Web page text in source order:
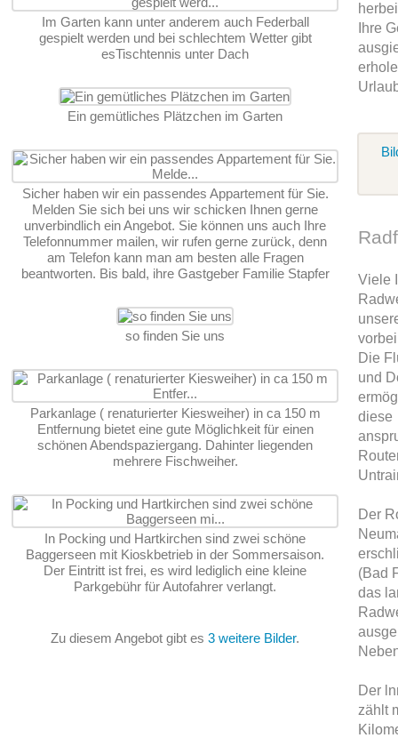
Im Garten kann unter anderem auch Federball
gespielt werden und bei schlechtem Wetter gibt
esTischtennis unter Dach
Ein gemütliches Plätzchen im Garten
Sicher haben wir ein passendes Appartement für Sie.
Melden Sie sich bei uns wir schicken Ihnen gerne
unverbindlich ein Angebot. Sie können uns auch Ihre
Telefonnummer mailen, wir rufen gerne zurück, denn
am Telefon kann man am besten alle Fragen
beantworten. Bis bald, ihre Gastgeber Familie Stapfer
so finden Sie uns
Parkanlage ( renaturierter Kiesweiher) in ca 150 m
Entfernung bietet eine gute Möglichkeit für einen
schönen Abendspaziergang. Dahinter liegenden
mehrere Fischweiher.
In Pocking und Hartkirchen sind zwei schöne
Baggerseen mit Kioskbetrieb in der Sommersaison.
Der Eintritt ist frei, es wird lediglich eine kleine
Parkgebühr für Autofahrer verlangt.
Zu diesem Angebot gibt es 3 weitere Bilder.
Ihre
Viele
Die
und
diese
Der
(Bad
das
Der
zählt